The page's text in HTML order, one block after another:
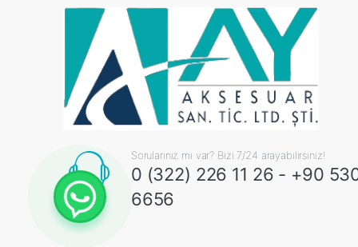
Sorularınız mı var? Bizi 7/24 arayabilirsiniz!
0 (322) 226 11 26 - +90
6656